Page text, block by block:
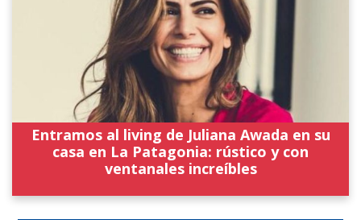
Entramos al living de Juliana Awada en su
casa en La Patagonia: rústico y con
ventanales increíbles